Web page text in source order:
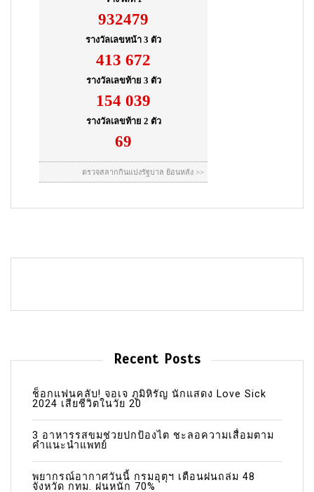
Recent Posts
ช็อกแฟนคลับ! จอเจ ภูมิหิรัญ นักแสดง Love Sick
2024 เสียชีวิตในวัย 20
3 อาหารรสขมช่วยปกป้องไต ชะลอความเสื่อมตาม
คำแนะนำแพทย์
พยากรณ์อากาศวันนี้ กรมอุตุฯ เตือนฝนถล่ม 48
จังหวัด กทม. ฝนหนัก 70%